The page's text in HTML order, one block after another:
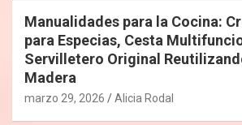
Manualidades para la Cocina:
para Especias, Cesta
Servilletero Original
Madera
marzo 29, 2026 Alicia Rodal